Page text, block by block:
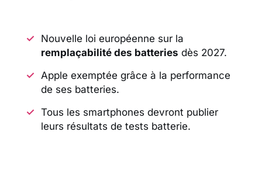
Nouvelle loi européenne sur la
remplaçabilité des batteries dès 2027.
Apple exemptée grâce à la performance
de ses batteries.
Tous les smartphones devront publier
leurs résultats de tests batterie.